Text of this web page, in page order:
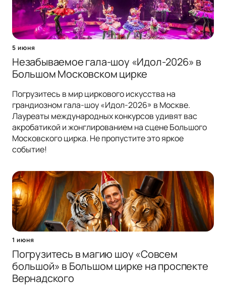
5 июня
Незабываемое гала-шоу «Идол-2026» в
Большом Московском цирке
Погрузитесь в мир циркового искусства на
грандиозном гала-шоу «Идол-2026» в Москве.
Лауреаты международных конкурсов удивят вас
акробатикой и жонглированием на сцене Большого
Московского цирка. Не пропустите это яркое
событие!
1 июня
Погрузитесь в магию шоу «Совсем
большой» в Большом цирке на проспекте
Вернадского